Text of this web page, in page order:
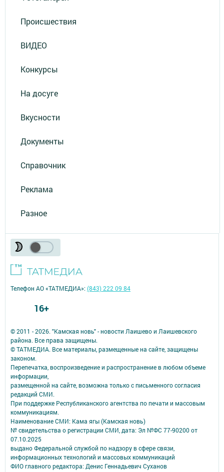
Происшествия
ВИДЕО
Конкурсы
На досуге
Вкусности
Документы
Справочник
Реклама
Разное
© 2011 - 2026. "Камская новь" - новости Лаишево и Лаишевского
района. Все права защищены.
© ТАТМЕДИА. Все материалы, размещенные на сайте, защищены
законом.
Перепечатка, воспроизведение и распространение в любом объеме
информации,
размещенной на сайте, возможна только с письменного согласия
редакций СМИ.
При поддержке Республиканского агентства по печати и массовым
коммуникациям.
Наименование СМИ: Кама ягы (Камская новь)
№ свидетельства о регистрации СМИ, дата: Эл №ФC 77-90200 от
07.10.2025
выдано Федеральной службой по надзору в сфере связи,
информационных технологий и массовых коммуникаций
ФИО главного редактора: Денис Геннадьевич Суханов
Телефон АО «ТАТМЕДИА»:(843) 222 09 84
16+